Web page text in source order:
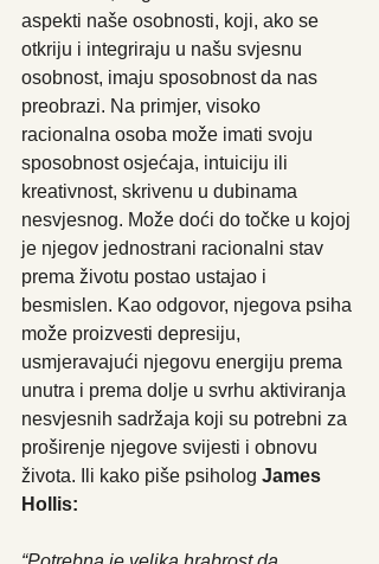
aspekti naše osobnosti, koji, ako se
otkriju i integriraju u našu svjesnu
osobnost, imaju sposobnost da nas
preobrazi. Na primjer, visoko
racionalna osoba može imati svoju
sposobnost osjećaja, intuiciju ili
kreativnost, skrivenu u dubinama
nesvjesnog. Može doći do točke u kojoj
je njegov jednostrani racionalni stav
prema životu postao ustajao i
besmislen. Kao odgovor, njegova psiha
može proizvesti depresiju,
usmjeravajući njegovu energiju prema
unutra i prema dolje u svrhu aktiviranja
nesvjesnih sadržaja koji su potrebni za
proširenje njegove svijesti i obnovu
života. Ili kako piše psiholog James
Hollis: